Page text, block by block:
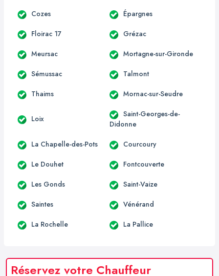
Cozes Épargnes
Floirac 17 Grézac
Meursac Mortagne-sur-Gironde
Sémussac Talmont
Thaims Mornac-sur-Seudre
Loix
Saint-Georges-de-
Didonne
La Chapelle-des-Pots Courcoury
Le Douhet Fontcouverte
Les Gonds Saint-Vaize
Saintes Vénérand
La Rochelle La Pallice
Réservez votre Chauffeur